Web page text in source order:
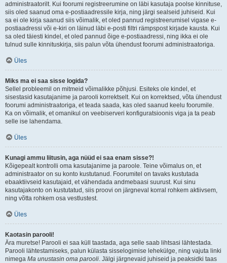
administraatorilt. Kui foorumi registreerumine on läbi kasutaja poolse kinnituse,
siis oled saanud oma e-postiaadressile kirja, ning järgi sealseid juhiseid. Kui
sa ei ole kirja saanud siis võimalik, et oled pannud registreerumisel vigase e-
postiaadressi või e-kiri on läinud läbi e-posti filtri rämpspost kirjade kausta. Kui
sa oled täiesti kindel, et oled pannud õige e-postiaadressi, ning ikka ei ole
tulnud sulle kinnituskirja, siis palun võta ühendust foorumi administraatoriga.
Üles
Miks ma ei saa sisse logida?
Sellel probleemil on mitmeid võimalikke põhjusi. Esiteks ole kindel, et
sisestasid kasutajanime ja parooli korrektselt. Kui on korrektsed, võta ühendust
foorumi administraatoriga, et teada saada, kas oled saanud keelu foorumile.
Ka on võimalik, et omanikul on veebiserveri konfiguratsioonis viga ja ta peab
selle ise lahendama.
Üles
Kunagi ammu liitusin, aga nüüd ei saa enam sisse?!
Kõigepealt kontrolli oma kasutajanime ja paroole. Teine võimalus on, et
administraator on su konto kustutanud. Foorumitel on tavaks kustutada
ebaaktiivseid kasutajaid, et vähendada andmebaasi suurust. Kui sinu
kasutajakonto on kustutatud, siis proovi on järgneval korral rohkem aktiivsem,
ning võtta rohkem osa vestlustest.
Üles
Kaotasin parooli!
Ära muretse! Parooli ei saa küll taastada, aga selle saab lihtsasi lähtestada.
Parooli lähtestamiseks, palun külasta sisselogimise lehekülge, ning vajuta linki
nimega Ma unustasin oma parooli. Jälgi järgnevaid juhiseid ja peaksidki taas